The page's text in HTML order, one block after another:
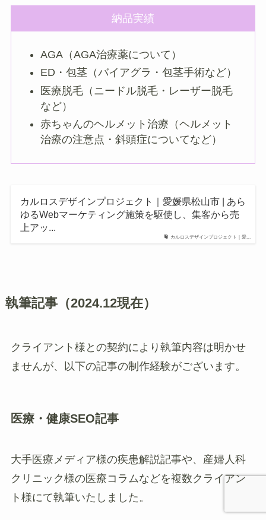
納品実績
AGA（AGA治療薬について）
ED・包茎（バイアグラ・包茎手術など）
医療脱毛（ニードル脱毛・レーザー脱毛
など）
赤ちゃんのヘルメット治療（ヘルメット
治療の注意点・斜頭症についてなど）
カルロスデザインプロジェクト｜愛...
カルロスデザインプロジェクト｜愛媛県松山市 | あら
ゆるWebマーケティング施策を駆使し、集客から売
上アッ...
執筆記事（2024.12現在）
クライアント様との契約により執筆内容は明かせ
ませんが、以下の記事の制作経験がございます。
医療・健康SEO記事
大手医療メディア様の疾患解説記事や、産婦人科
クリニック様の医療コラムなどを複数クライアン
ト様にて執筆いたしました。